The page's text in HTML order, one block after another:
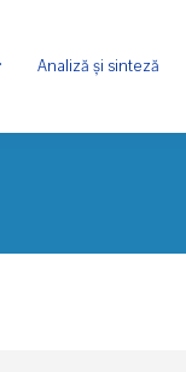
Analiză și sinteză